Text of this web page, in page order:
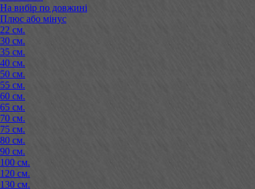
На вибір по довжині
Плюс або мінус
22 см.
30 см.
35 см.
40 см.
50 см.
55 см.
60 см.
65 см.
70 см.
75 см.
80 см.
90 см.
100 см.
120 см.
130 см.